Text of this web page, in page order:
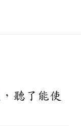
，聽了能使